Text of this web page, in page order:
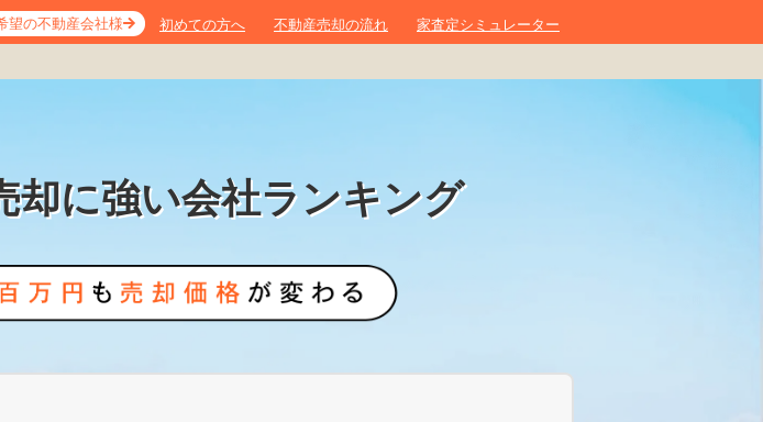
望の不動産会社様 初めての方へ 不動産売却の流れ 家査定シミュレーター
却に強い会社ランキング